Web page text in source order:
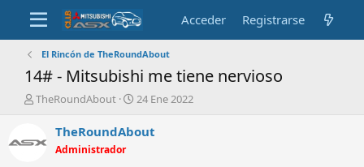
Acceder Registrarse
El Rincón de TheRoundAbout
14# - Mitsubishi me tiene nervioso
A
o
TheRoundAbout
F
c
24 Ene 2022
TheRoundAbout
Administrador